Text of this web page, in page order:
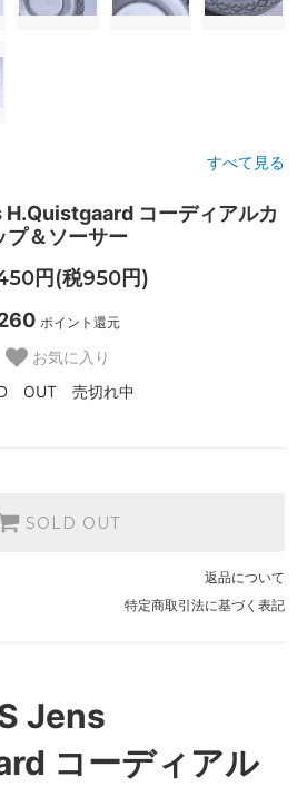
すべて見る
コーディアルカ
プ＆ソーサー
円(税950円)
ポイント還元
お気に入り
OUT 売切れ中
SOLD OUT
返品について
特定商取引法に基づく表記
Jens
コーディアル